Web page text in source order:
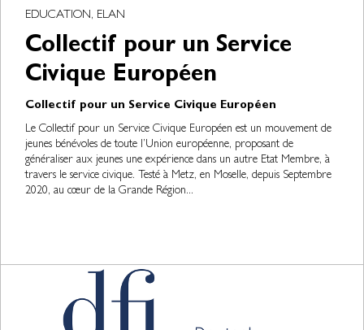
EDUCATION, ELAN
Collectif pour un Service
Civique Européen
Collectif pour un Service Civique Européen
Le Collectif pour un Service Civique Européen est un mouvement de
jeunes bénévoles de toute l’Union européenne, proposant de
généraliser aux jeunes une expérience dans un autre Etat Membre, à
travers le service civique. Testé à Metz, en Moselle, depuis Septembre
2020, au cœur de la Grande Région...